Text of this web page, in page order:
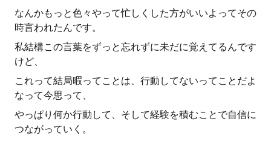
なんかもっと色々やって忙しくした方がいいよってその
時言われたんです。
私結構この言葉をずっと忘れずに未だに覚えてるんです
けど、
これって結局暇ってことは、行動してないってことだよ
なって今思って、
やっぱり何か行動して、そして経験を積むことで自信に
つながっていく。